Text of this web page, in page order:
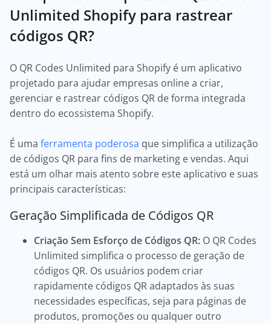
Unlimited Shopify para rastrear
códigos QR?
O QR Codes Unlimited para Shopify é um aplicativo
projetado para ajudar empresas online a criar,
gerenciar e rastrear códigos QR de forma integrada
dentro do ecossistema Shopify.
É uma ferramenta poderosa que simplifica a utilização
de códigos QR para fins de marketing e vendas. Aqui
está um olhar mais atento sobre este aplicativo e suas
principais características:
Geração Simplificada de Códigos QR
Criação Sem Esforço de Códigos QR: O QR Codes
Unlimited simplifica o processo de geração de
códigos QR. Os usuários podem criar
rapidamente códigos QR adaptados às suas
necessidades específicas, seja para páginas de
produtos, promoções ou qualquer outro